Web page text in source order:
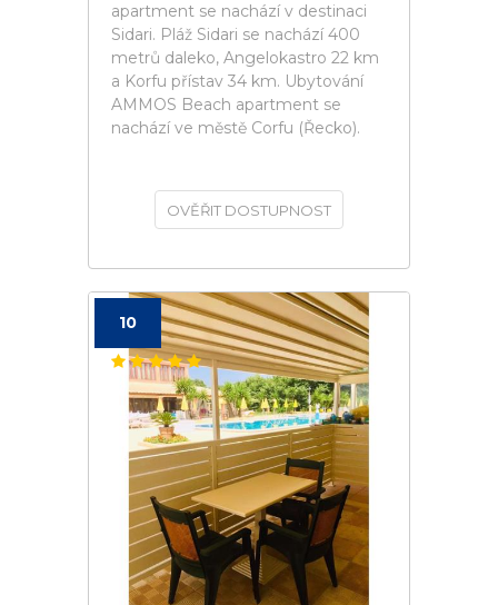
apartment se nachází v destinaci
Sidari. Pláž Sidari se nachází 400
metrů daleko, Angelokastro 22 km
a Korfu přístav 34 km. Ubytování
AMMOS Beach apartment se
nachází ve městě Corfu (Řecko).
OVĚŘIT DOSTUPNOST
10